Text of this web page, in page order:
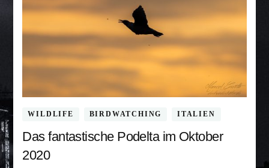
WILDLIFE BIRDWATCHING ITALIEN
Das fantastische Podelta im Oktober
2020